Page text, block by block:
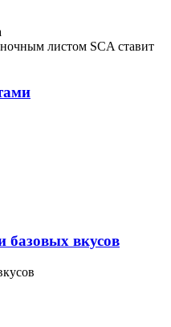
листом SCA ставит
базовых вкусов